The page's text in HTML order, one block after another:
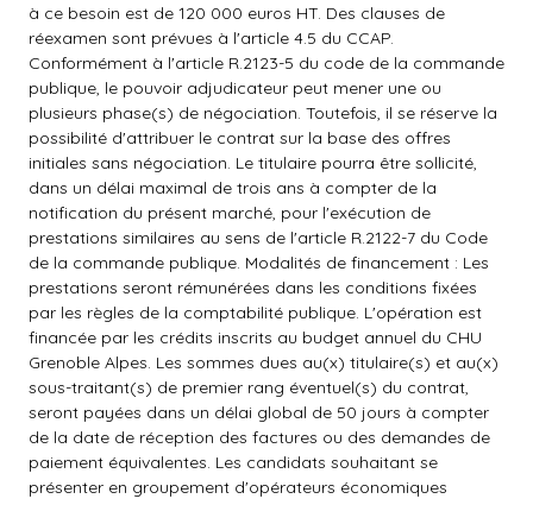
à ce besoin est de 120 000 euros HT. Des clauses de
réexamen sont prévues à l'article 4.5 du CCAP.
Conformément à l'article R.2123-5 du code de la commande
publique, le pouvoir adjudicateur peut mener une ou
plusieurs phase(s) de négociation. Toutefois, il se réserve la
possibilité d'attribuer le contrat sur la base des offres
initiales sans négociation. Le titulaire pourra être sollicité,
dans un délai maximal de trois ans à compter de la
notification du présent marché, pour l'exécution de
prestations similaires au sens de l'article R.2122-7 du Code
de la commande publique. Modalités de financement : Les
prestations seront rémunérées dans les conditions fixées
par les règles de la comptabilité publique. L'opération est
financée par les crédits inscrits au budget annuel du CHU
Grenoble Alpes. Les sommes dues au(x) titulaire(s) et au(x)
sous-traitant(s) de premier rang éventuel(s) du contrat,
seront payées dans un délai global de 50 jours à compter
de la date de réception des factures ou des demandes de
paiement équivalentes. Les candidats souhaitant se
présenter en groupement d'opérateurs économiques